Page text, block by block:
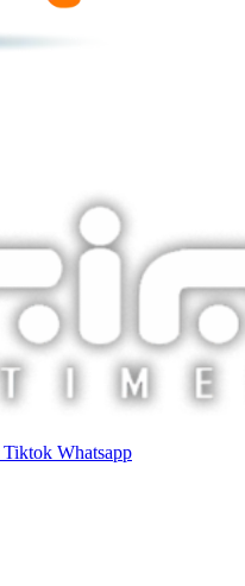
Tiktok Whatsapp